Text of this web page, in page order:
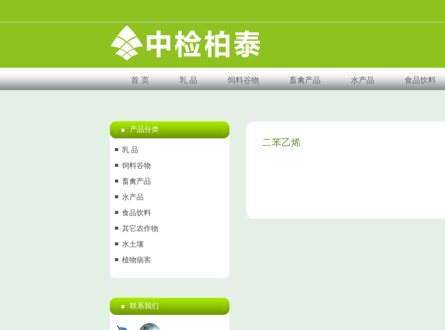
首 页 乳 品 饲料谷物 畜禽产品 水产品 食品饮料
产品分类
乳 品
饲料谷物
畜禽产品
水产品
食品饮料
其它农作物
水土壤
植物病害
联系我们
二苯乙烯